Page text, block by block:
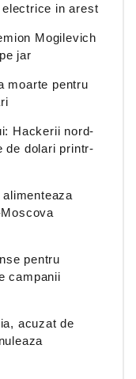
in arest
Mogilevich
jar
moarte pentru
Hackerii nord-
de dolari printr-
pentru
campanii
acuzat de